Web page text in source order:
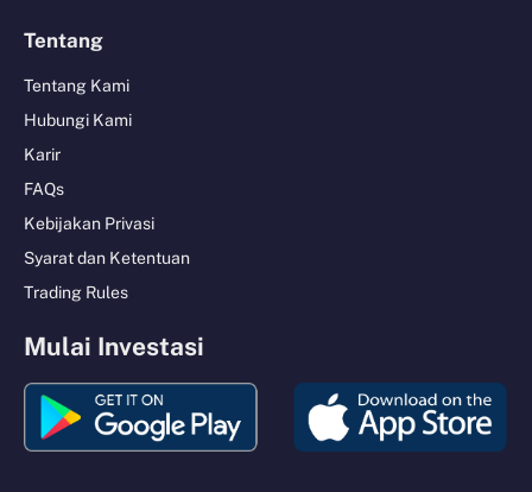
Tentang
Tentang Kami
Hubungi Kami
Karir
FAQs
Kebijakan Privasi
Syarat dan Ketentuan
Trading Rules
Mulai Investasi